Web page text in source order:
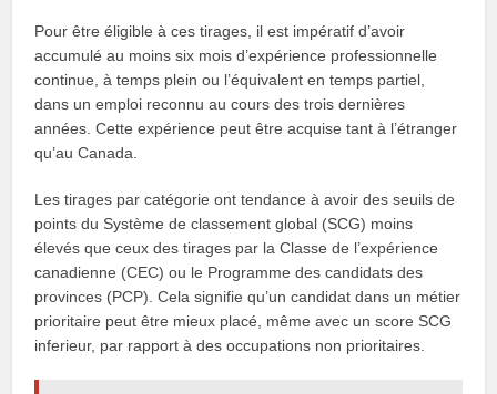
Pour être éligible à ces tirages, il est impératif d’avoir
accumulé au moins six mois d’expérience professionnelle
continue, à temps plein ou l’équivalent en temps partiel,
dans un emploi reconnu au cours des trois dernières
années. Cette expérience peut être acquise tant à l’étranger
qu’au Canada.
Les tirages par catégorie ont tendance à avoir des seuils de
points du Système de classement global (SCG) moins
élevés que ceux des tirages par la Classe de l’expérience
canadienne (CEC) ou le Programme des candidats des
provinces (PCP). Cela signifie qu’un candidat dans un métier
prioritaire peut être mieux placé, même avec un score SCG
inferieur, par rapport à des occupations non prioritaires.